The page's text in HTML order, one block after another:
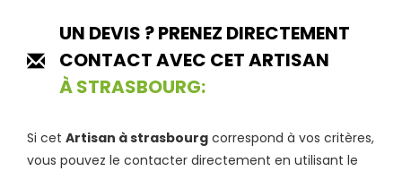
UN DEVIS ? PRENEZ DIRECTEMENT
CONTACT AVEC CET ARTISAN
À STRASBOURG:
Si cet Artisan à strasbourg correspond à vos critères,
vous pouvez le contacter directement en utilisant le